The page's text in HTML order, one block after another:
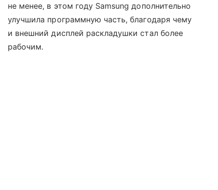
не менее, в этом году Samsung дополнительно
улучшила программную часть, благодаря чему
и внешний дисплей раскладушки стал более
рабочим.